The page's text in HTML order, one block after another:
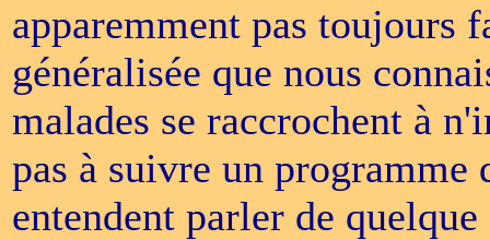
apparemment pas toujours
généralisée que nous
malades se raccrochent à
pas à suivre un programme
entendent parler de